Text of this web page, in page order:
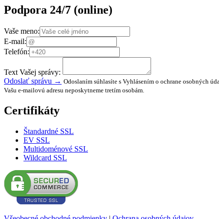
Podpora 24/7 (online)
Vaše meno:
E-mail:
Telefón:
Text Vašej správy:
Odoslať správu → Odoslaním súhlasíte s Vyhlásením o ochrane osobných
Vašu e-mailovú adresu neposkytneme tretím osobám.
Certifikáty
Štandardné SSL
EV SSL
Multidoménové SSL
Wildcard SSL